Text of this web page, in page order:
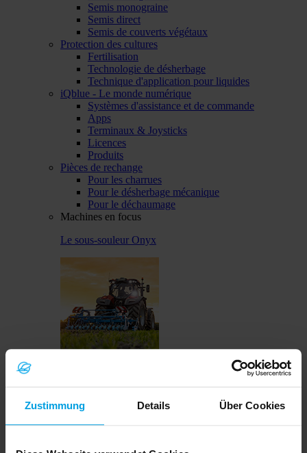
Zustimmung Details Über Cookies
Semis monograine
Semis direct
Semis de couverts végétaux
Protection des cultures
Fertilisation
Technologie de désherbage
Technique d'application pour liquides
iQblue - Le monde numérique
Systèmes d'assistance et de commande
Apps
Terminaux & Joysticks
Licences
Produits
Pièces de rechange
Pour les charrues
Pour le désherbage mécanique
Pour le déchaumage
Machines en focus
Le sous-souleur Onyx